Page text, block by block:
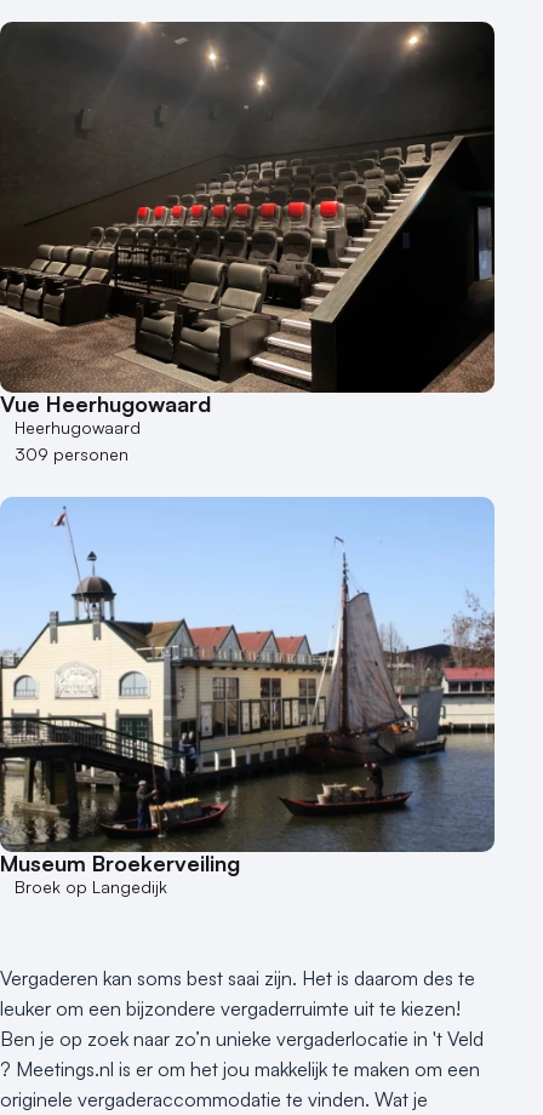
Buitenlocatie
Groene locatie
Heisessie
Hybride events
Industriële locatie
Kasteel en landgoed
Kleine / intieme locatie
Locaties aan zee
Museum
Theater
Varende locatie
Vue Heerhugowaard
Heerhugowaard
309 personen
Museum Broekerveiling
Broek op Langedijk
Vergaderen kan soms best saai zijn. Het is daarom des te
leuker om een bijzondere vergaderruimte uit te kiezen!
Ben je op zoek naar zo’n unieke vergaderlocatie in 't Veld
? Meetings.nl is er om het jou makkelijk te maken om een
originele vergaderaccommodatie te vinden. Wat je